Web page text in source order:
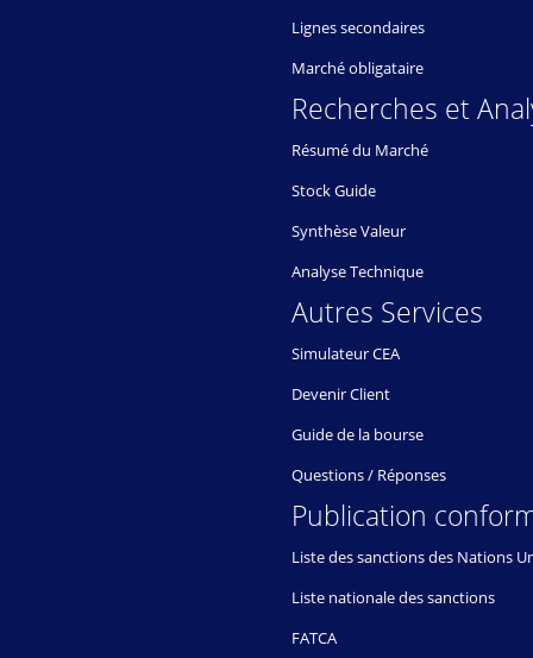
Lignes secondaires
Marché obligataire
Recherches et
Résumé du Marché
Stock Guide
Synthèse Valeur
Analyse Technique
Autres Services
Simulateur CEA
Devenir Client
Guide de la bourse
Questions / Réponses
Publication
Liste des sanctions des Nations
Liste nationale des sanctions
FATCA